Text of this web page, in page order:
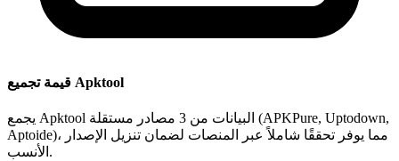
قيمة تجميع Apktool
يجمع Apktool البيانات من 3 مصادر مستقلة (APKPure, Uptodown,
Aptoide)، مما يوفر تحققًا شاملاً عبر المنصات لضمان تنزيل الإصدار
الأنسب.